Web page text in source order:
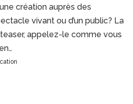
création auprès des
vivant ou d’un public? La
appelez-le comme vous